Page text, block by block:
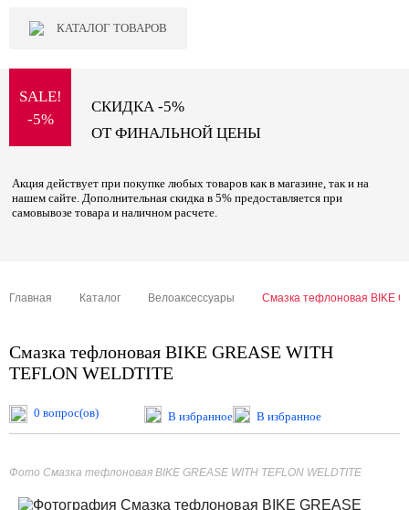
КАТАЛОГ ТОВАРОВ
SALE!
-5%
СКИДКА -5%
ОТ ФИНАЛЬНОЙ ЦЕНЫ
Акция действует при покупке любых товаров как в магазине, так и на
нашем сайте. Дополнительная скидка в 5% предоставляется при
самовывозе товара и наличном расчете.
Главная Каталог Велоаксессуары Смазка тефлоновая BIKE
Смазка тефлоновая BIKE GREASE WITH
TEFLON WELDTITE
0 вопрос(ов) В избранное В избранное
Фото Смазка тефлоновая BIKE GREASE WITH TEFLON WELDTITE